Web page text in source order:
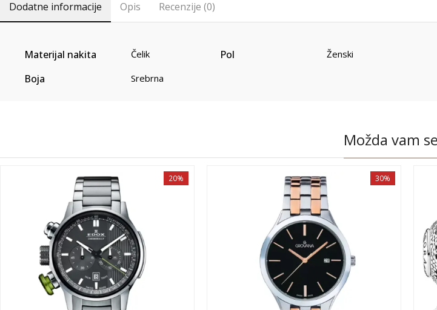
Dodatne informacije Opis Recenzije (0)
Materijal nakita Čelik Pol Ženski
Boja Srebrna
Možda vam
20% 30%